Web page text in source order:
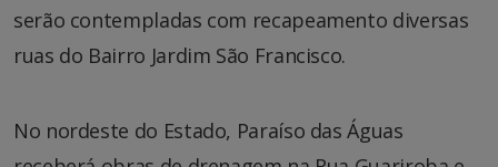
serão contempladas com recapeamento diversas
ruas do Bairro Jardim São Francisco.
No nordeste do Estado, Paraíso das Águas